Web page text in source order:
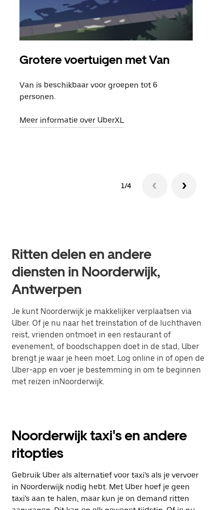
Grotere voertuigen met Van
Van is beschikbaar voor groepen tot 6
personen.
Meer informatie over UberXL
1/4
Ritten delen en andere
diensten in Noorderwijk,
Antwerpen
Je kunt Noorderwijk je makkelijker verplaatsen via
Uber. Of je nu naar het treinstation of de luchthaven
reist, vrienden ontmoet in een restaurant of
evenement, of boodschappen doet in de stad, Uber
brengt je waar je heen moet. Log online in of open de
Uber-app en voer je bestemming in om te beginnen
met reizen inNoorderwijk.
Noorderwijk taxi's en andere
ritopties
Gebruik Uber als alternatief voor taxi's als je vervoer
in Noorderwijk nodig hebt. Met Uber hoef je geen
taxi's aan te halen, maar kun je on demand ritten